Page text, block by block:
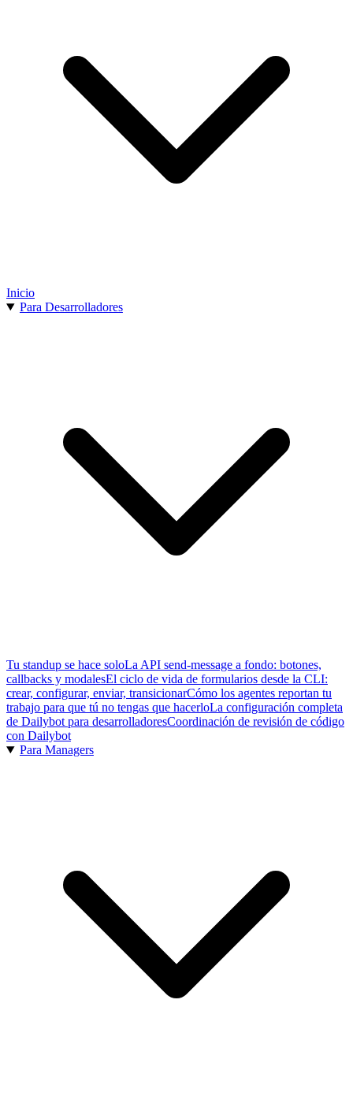
Inicio
Para Desarrolladores
Tu standup se hace soloLa API send-message a fondo: botones,
callbacks y modalesEl ciclo de vida de formularios desde la CLI:
crear, configurar, enviar, transicionarCómo los agentes reportan tu
trabajo para que tú no tengas que hacerloLa configuración completa
de Dailybot para desarrolladoresCoordinación de revisión de código
con Dailybot
Para Managers